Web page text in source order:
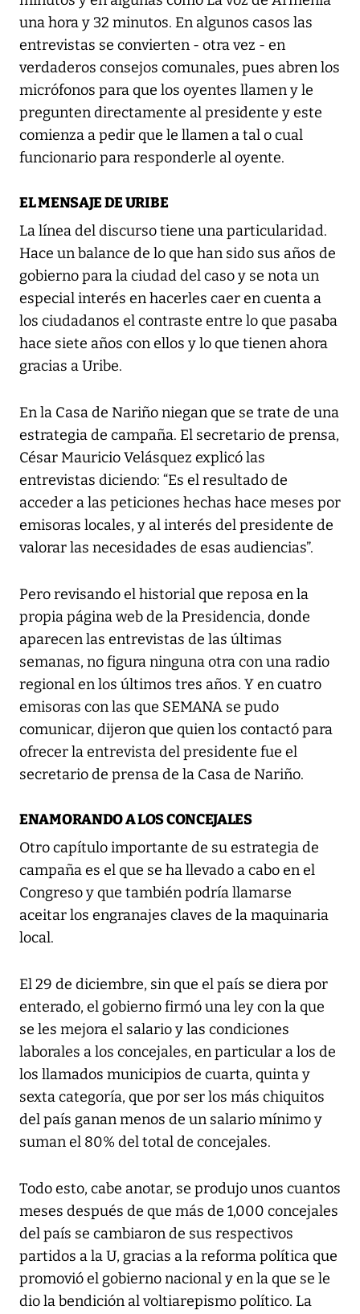
una hora y 32 minutos. En algunos casos las
entrevistas se convierten - otra vez - en
verdaderos consejos comunales, pues abren los
micrófonos para que los oyentes llamen y le
pregunten directamente al presidente y este
comienza a pedir que le llamen a tal o cual
funcionario para responderle al oyente.
EL MENSAJE DE URIBE
La línea del discurso tiene una particularidad.
Hace un balance de lo que han sido sus años de
gobierno para la ciudad del caso y se nota un
especial interés en hacerles caer en cuenta a
los ciudadanos el contraste entre lo que pasaba
hace siete años con ellos y lo que tienen ahora
gracias a Uribe.
En la Casa de Nariño niegan que se trate de una
estrategia de campaña. El secretario de prensa,
César Mauricio Velásquez explicó las
entrevistas diciendo: “Es el resultado de
acceder a las peticiones hechas hace meses por
emisoras locales, y al interés del presidente de
valorar las necesidades de esas audiencias”.
Pero revisando el historial que reposa en la
propia página web de la Presidencia, donde
aparecen las entrevistas de las últimas
semanas, no figura ninguna otra con una radio
regional en los últimos tres años. Y en cuatro
emisoras con las que SEMANA se pudo
comunicar, dijeron que quien los contactó para
ofrecer la entrevista del presidente fue el
secretario de prensa de la Casa de Nariño.
ENAMORANDO A LOS CONCEJALES
Otro capítulo importante de su estrategia de
campaña es el que se ha llevado a cabo en el
Congreso y que también podría llamarse
aceitar los engranajes claves de la maquinaria
local.
El 29 de diciembre, sin que el país se diera por
enterado, el gobierno firmó una ley con la que
se les mejora el salario y las condiciones
laborales a los concejales, en particular a los de
los llamados municipios de cuarta, quinta y
sexta categoría, que por ser los más chiquitos
del país ganan menos de un salario mínimo y
suman el 80% del total de concejales.
Todo esto, cabe anotar, se produjo unos cuantos
meses después de que más de 1,000 concejales
del país se cambiaron de sus respectivos
partidos a la U, gracias a la reforma política que
promovió el gobierno nacional y en la que se le
dio la bendición al voltiarepismo político. La